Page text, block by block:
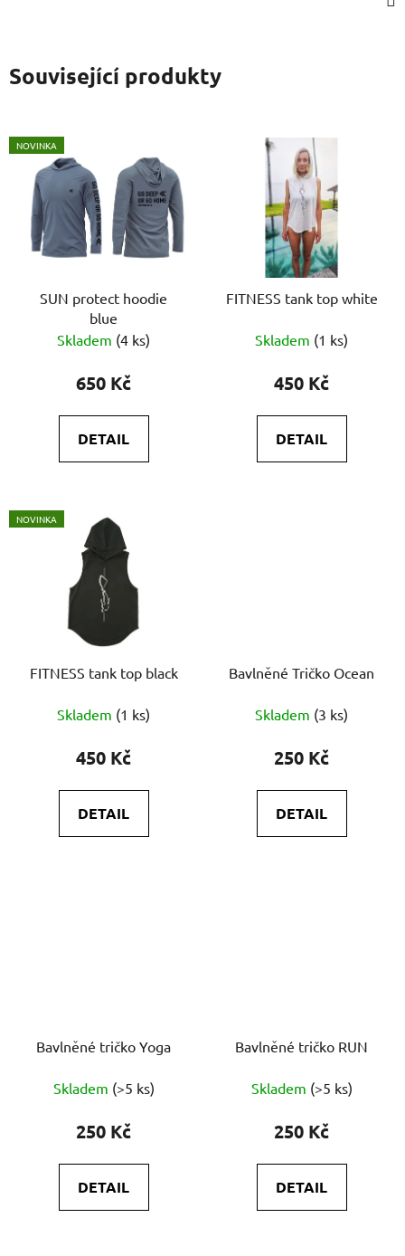
Související produkty
NOVINKA
SUN protect hoodie
blue
Skladem (4 ks)
650 Kč
DETAIL
FITNESS tank top white
Skladem (1 ks)
450 Kč
DETAIL
NOVINKA
FITNESS tank top black
Skladem (1 ks)
450 Kč
DETAIL
Bavlněné Tričko Ocean
Skladem (3 ks)
250 Kč
DETAIL
Bavlněné tričko Yoga
Skladem (>5 ks)
250 Kč
DETAIL
Bavlněné tričko RUN
Skladem (>5 ks)
250 Kč
DETAIL